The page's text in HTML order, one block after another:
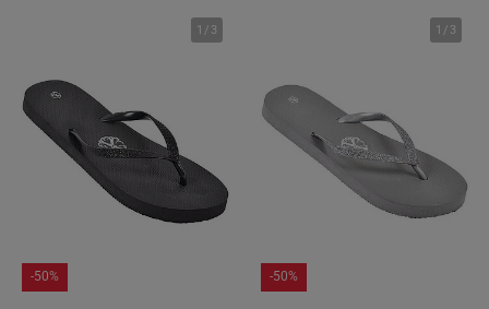
1 / 3
-50%
1 / 3
-50%